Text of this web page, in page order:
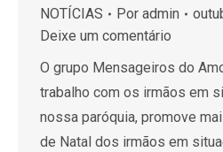
NOTÍCIAS Por admin
Deixe um comentário
O grupo Mensageiros do
trabalho com os irmãos em
nossa paróquia, promove
de Natal dos irmãos em